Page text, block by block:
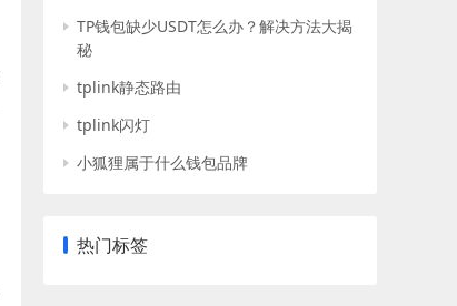
TP钱包缺少USDT怎么办？解决方法大揭
秘
tplink静态路由
tplink闪灯
小狐狸属于什么钱包品牌
热门标签